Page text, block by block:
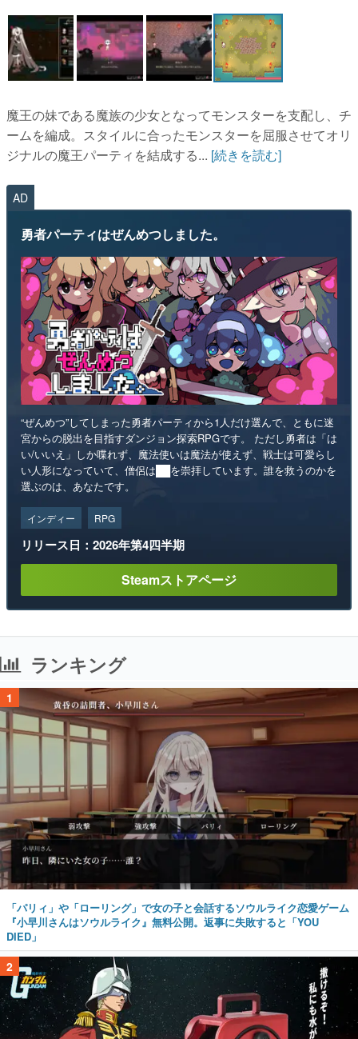
女性向け
アプリレビュー
その他
電ファミニコゲーマーとは？
運営：株式会社マレ
魔王の妹である魔族の少女となってモンスターを支配し、チ
ームを編成。スタイルに合ったモンスターを屈服させてオリ
ジナルの魔王パーティを結成する... [続きを読む]
AD
勇者パーティはぜんめつしました。
“ぜんめつ”してしまった勇者パーティから1人だけ選んで、ともに迷
宮からの脱出を目指すダンジョン探索RPGです。 ただし勇者は「は
い/いいえ」しか喋れず、魔法使いは魔法が使えず、戦士は可愛らし
い人形になっていて、僧侶は██を崇拝しています。誰を救うのかを
選ぶのは、あなたです。
インディー RPG
リリース日：2026年第4四半期
Steamストアページ
ランキング
1
「パリィ」や「ローリング」で女の子と会話するソウルライク恋愛ゲーム
『小早川さんはソウルライク』無料公開。返事に失敗すると「YOU
DIED」
2